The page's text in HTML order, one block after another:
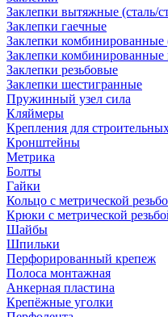
Заклепки вытяжные (сталь/
Заклепки гаечные
Заклепки комбинированные
Заклепки
Заклепки резьбовые
Заклепки шестигранные
Пружинный узел сила
Кляймеры
Крепления для
Кронштейны
Метрика
Болты
Гайки
Кольцо с метрической
Крюки с метрической
Шайбы
Шпильки
Перфорированный крепеж
Полоса монтажная
Анкерная пластина
Крепёжные уголки